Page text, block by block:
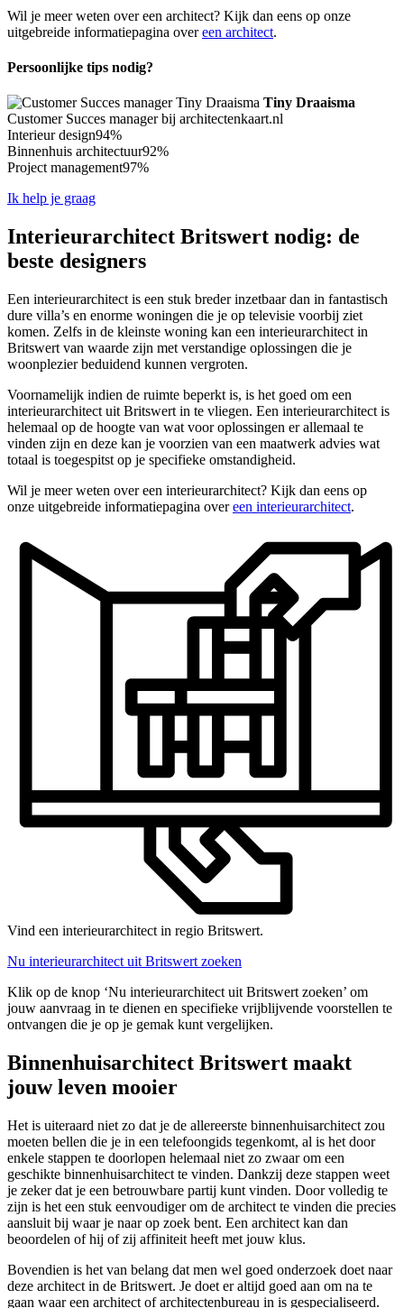
Wil je meer weten over een architect? Kijk dan eens op onze
uitgebreide informatiepagina overeen architect.
Persoonlijke tips nodig?
Tiny Draaisma
Customer Succes manager bij architectenkaart.nl
Interieur design94%
Binnenhuis architectuur92%
Project management97%
Ik help je graag
Interieurarchitect Britswert nodig: de
beste designers
Een interieurarchitect is een stuk breder inzetbaar dan in fantastisch
dure villa’s en enorme woningen die je op televisie voorbij ziet
komen. Zelfs in de kleinste woning kan een interieurarchitect in
Britswert van waarde zijn met verstandige oplossingen die je
woonplezier beduidend kunnen vergroten.
Voornamelijk indien de ruimte beperkt is, is het goed om een
interieurarchitect uit Britswert in te vliegen. Een interieurarchitect is
helemaal op de hoogte van wat voor oplossingen er allemaal te
vinden zijn en deze kan je voorzien van een maatwerk advies wat
totaal is toegespitst op je specifieke omstandigheid.
Wil je meer weten over een interieurarchitect? Kijk dan eens op
onze uitgebreide informatiepagina overeen interieurarchitect.
Vind een interieurarchitect in regio Britswert.
Nu interieurarchitect uit Britswert zoeken
Klik op de knop ‘Nu interieurarchitect uit Britswert zoeken’ om
jouw aanvraag in te dienen en specifieke vrijblijvende voorstellen te
ontvangen die je op je gemak kunt vergelijken.
Binnenhuisarchitect Britswert maakt
jouw leven mooier
Het is uiteraard niet zo dat je de allereerste binnenhuisarchitect zou
moeten bellen die je in een telefoongids tegenkomt, al is het door
enkele stappen te doorlopen helemaal niet zo zwaar om een
geschikte binnenhuisarchitect te vinden. Dankzij deze stappen weet
je zeker dat je een betrouwbare partij kunt vinden. Door volledig te
zijn is het een stuk eenvoudiger om de architect te vinden die precies
aansluit bij waar je naar op zoek bent. Een architect kan dan
beoordelen of hij of zij affiniteit heeft met jouw klus.
Bovendien is het van belang dat men wel goed onderzoek doet naar
deze architect in de Britswert. Je doet er altijd goed aan om na te
gaan waar een architect of architectenbureau in is gespecialiseerd.